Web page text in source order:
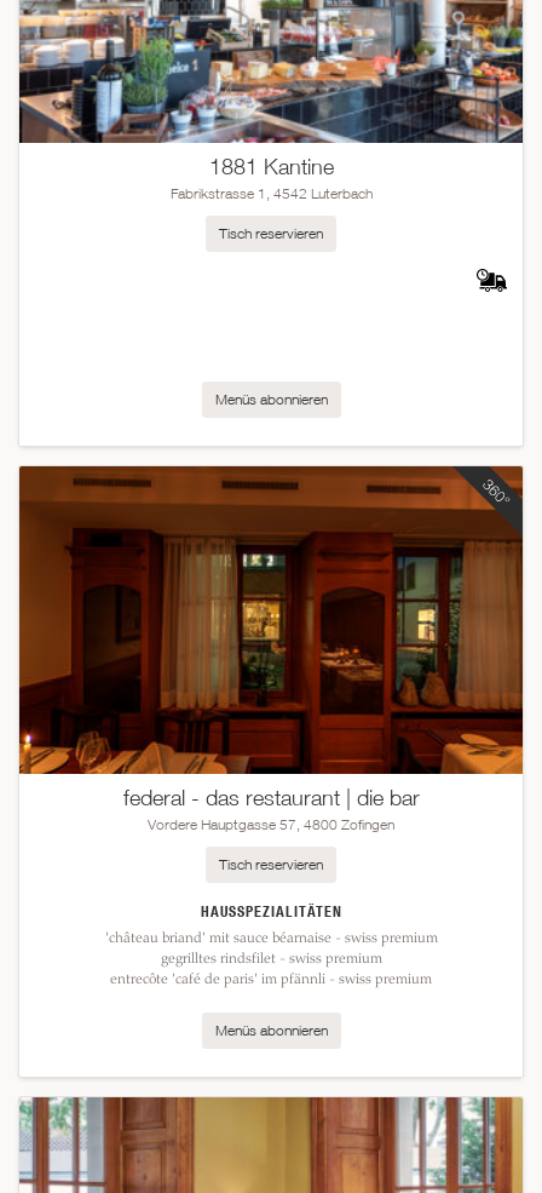
1881 Kantine
Fabrikstrasse 1, 4542 Luterbach
Menüs abonnieren
Tisch reservieren
federal - das restaurant | die bar
Vordere Hauptgasse 57, 4800 Zofingen
HAUSSPEZIALITÄTEN
'château briand' mit sauce béarnaise - swiss premium
gegrilltes rindsfilet - swiss premium
entrecôte 'café de paris' im pfännli - swiss premium
Menüs abonnieren
Tisch reservieren